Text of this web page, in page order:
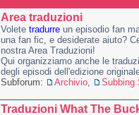
Area traduzioni
Volete tradurre un episodio fan
una fan fic, e desiderate aiuto?
nostra Area Traduzioni!
Qui organizziamo anche le
degli episodi dell'edizione
Subforum:
Archivio,
Subbing
Traduzioni What The